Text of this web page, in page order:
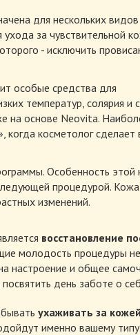
для нескольких видов
за чувствительной
- исключить
особые средства для
температур, солярия и
на основе Neovita.
когда косметолог сделает
Особенность этой
процедурой.
изменений.
восстановление
молодость процедуры
настроение и общее
день заботе о
ухаживать за
именно вашему